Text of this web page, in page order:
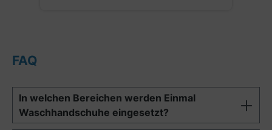
FAQ
In welchen Bereichen werden Einmal
Waschhandschuhe eingesetzt?